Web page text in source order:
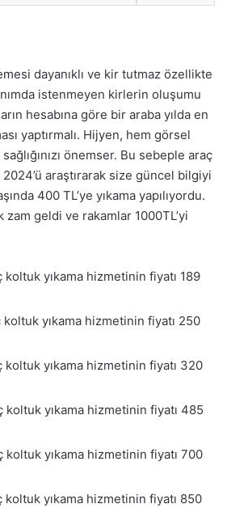
dayanıklı ve kir tutmaz özellikte
istenmeyen kirlerin oluşumu
hesabına göre bir araba yılda en
yaptırmalı. Hijyen, hem görsel
önemser. Bu sebeple araç
2024’ü araştırarak size güncel bilgiyi
400 TL’ye yıkama yapılıyordu.
geldi ve rakamlar 1000TL’yi
koltuk yıkama hizmetinin fiyatı 189
koltuk yıkama hizmetinin fiyatı 250
koltuk yıkama hizmetinin fiyatı 320
koltuk yıkama hizmetinin fiyatı 485
koltuk yıkama hizmetinin fiyatı 700
koltuk yıkama hizmetinin fiyatı 850